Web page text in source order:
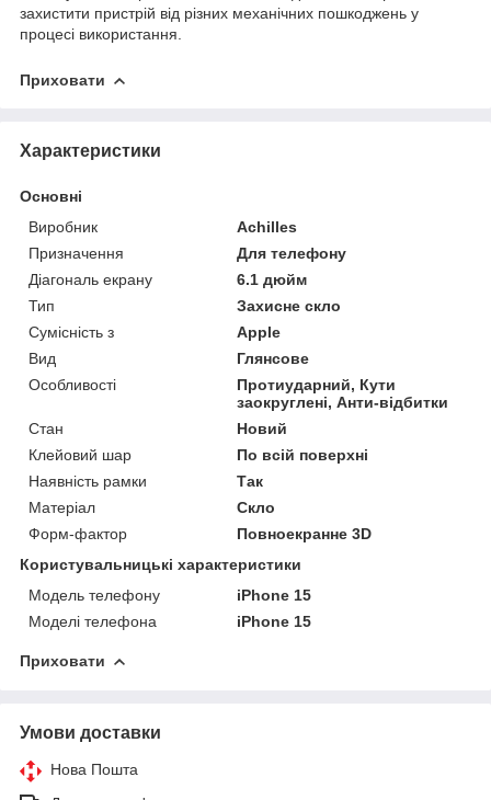
захистити пристрій від різних механічних пошкоджень у
процесі використання.
Приховати
Характеристики
Основні
Виробник
Achilles
Призначення
Для телефону
Діагональ екрану
6.1 дюйм
Тип
Захисне скло
Сумісність з
Apple
Вид
Глянсове
Особливості
Протиударний, Кути
заокруглені, Анти-відбитки
Стан
Новий
Клейовий шар
По всій поверхні
Наявність рамки
Так
Матеріал
Скло
Форм-фактор
Повноекранне 3D
Користувальницькі характеристики
Модель телефону
iPhone 15
Моделі телефона
iPhone 15
Приховати
Умови доставки
Нова Пошта